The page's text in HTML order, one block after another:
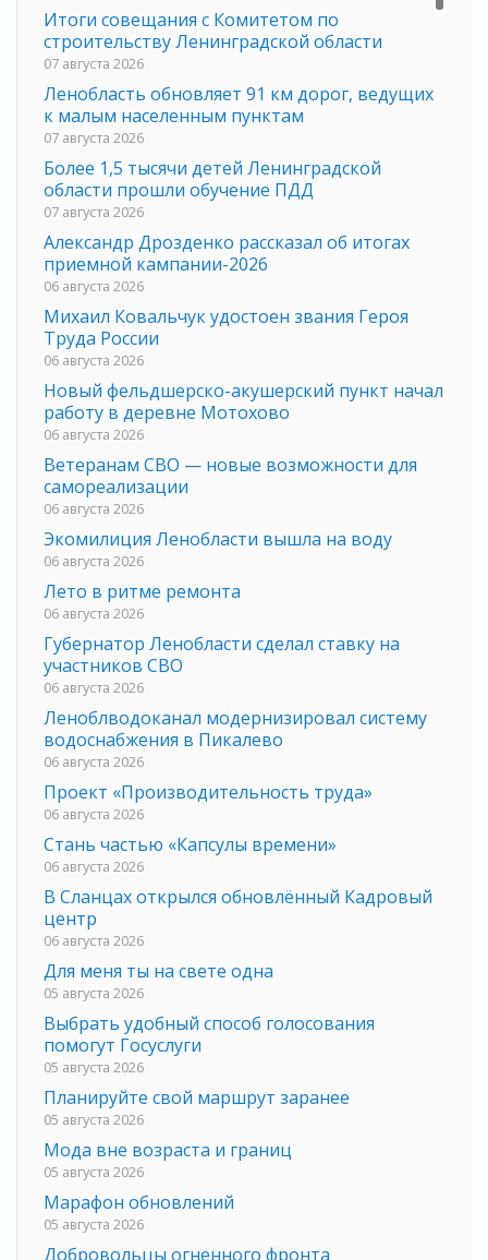
Итоги совещания с Комитетом по
строительству Ленинградской области
07 августа 2026
Ленобласть обновляет 91 км дорог, ведущих
к малым населенным пунктам
07 августа 2026
Более 1,5 тысячи детей Ленинградской
области прошли обучение ПДД
07 августа 2026
Александр Дрозденко рассказал об итогах
приемной кампании-2026
06 августа 2026
Михаил Ковальчук удостоен звания Героя
Труда России
06 августа 2026
Новый фельдшерско-акушерский пункт начал
работу в деревне Мотохово
06 августа 2026
Ветеранам СВО — новые возможности для
самореализации
06 августа 2026
Экомилиция Ленобласти вышла на воду
06 августа 2026
Лето в ритме ремонта
06 августа 2026
Губернатор Ленобласти сделал ставку на
участников СВО
06 августа 2026
Леноблводоканал модернизировал систему
водоснабжения в Пикалево
06 августа 2026
Проект «Производительность труда»
06 августа 2026
Стань частью «Капсулы времени»
06 августа 2026
В Сланцах открылся обновлённый Кадровый
центр
06 августа 2026
Для меня ты на свете одна
05 августа 2026
Выбрать удобный способ голосования
помогут Госуслуги
05 августа 2026
Планируйте свой маршрут заранее
05 августа 2026
Мода вне возраста и границ
05 августа 2026
Марафон обновлений
05 августа 2026
Добровольцы огненного фронта